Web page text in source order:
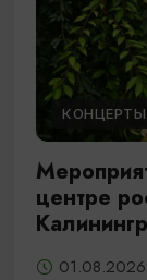
КОНЦЕРТЫ
центре